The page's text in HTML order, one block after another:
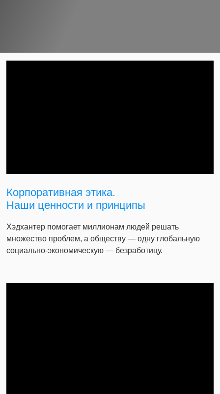
Корпоративная этика.
Наши ценности и принципы
Хэдхантер помогает миллионам людей решать
множество проблем, а обществу — одну глобальную
социально-экономическую — безработицу.